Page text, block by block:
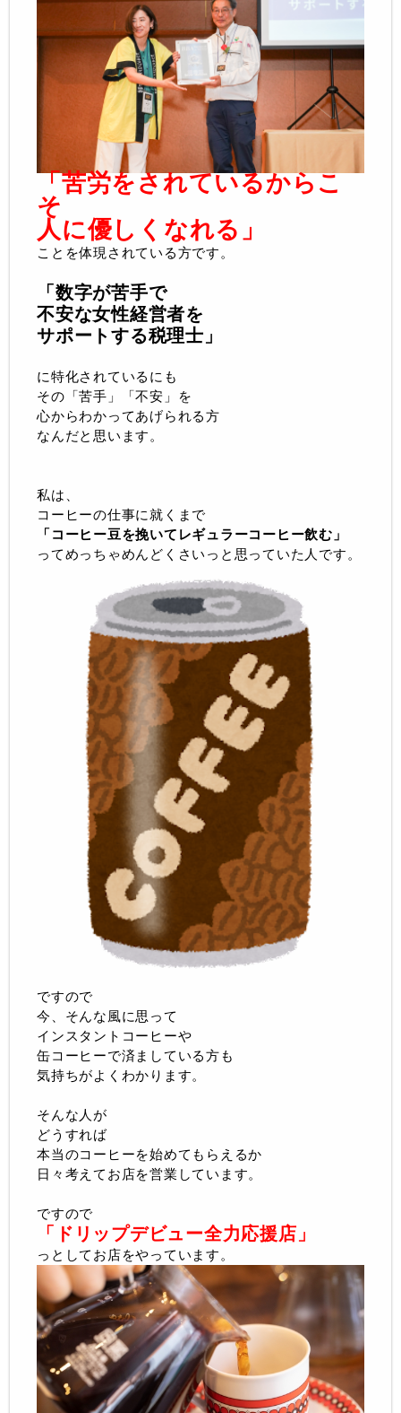
「苦労をされているからこ
そ
人に優しくなれる」
ことを体現されている方です。
「数字が苦手で
不安な女性経営者を
サポートする税理士」
に特化されているにも
その「苦手」「不安」を
心からわかってあげられる方
なんだと思います。
私は、
コーヒーの仕事に就くまで
「コーヒー豆を挽いてレギュラーコーヒー飲む」
ってめっちゃめんどくさいっと思っていた人です。
ですので
今、そんな風に思って
インスタントコーヒーや
缶コーヒーで済ましている方も
気持ちがよくわかります。
そんな人が
どうすれば
本当のコーヒーを始めてもらえるか
日々考えてお店を営業しています。
ですので
「ドリップデビュー全力応援店」
っとしてお店をやっています。